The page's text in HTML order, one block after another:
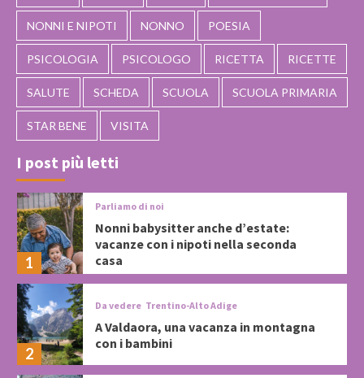
NONNI E NIPOTI NONNO POESIA
PSICOLOGIA PSICOLOGO RICETTA RICETTE
SALUTE SCHEDA SCUOLA SCUOLA PRIMARIA
STAR BENE VISITA
I post più letti
1
Parliamo di noi
Nonni babysitter anche d’estate:
vacanze con i nipoti nella seconda
casa
2
Da vedere Trentino-Alto Adige
A Valdaora, una vacanza in montagna
con i bambini